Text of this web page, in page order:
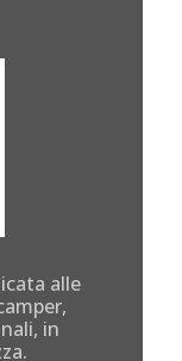
alle
in